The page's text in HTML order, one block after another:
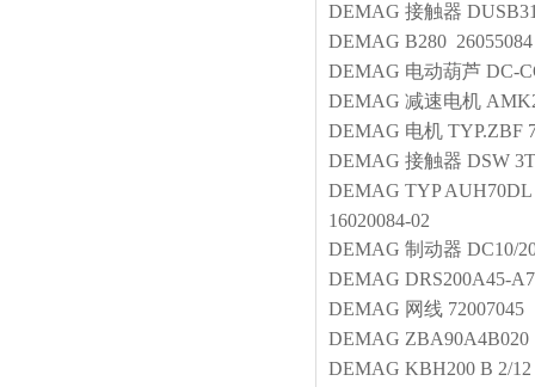
DEMAG 接触器
DEMAG B280
DEMAG 电动葫芦 DC-
DEMAG 减速电机
DEMAG 电机 TYP.ZBF
DEMAG 接触器 DSW
DEMAG TYP AUH70DL
16020084-02
DEMAG 制动器 DC10/
DEMAG DRS200A45-
DEMAG 网线 72007045
DEMAG ZBA90A4B020
DEMAG KBH200 B 2/12